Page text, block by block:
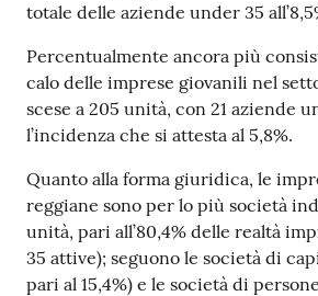
totale delle aziende under 35
Percentualmente ancora più
calo delle imprese giovanili nel
scese a 205 unità, con 21 aziende
l’incidenza che si attesta al 5,8%.
Quanto alla forma giuridica, le
reggiane sono per lo più società
unità, pari all’80,4% delle realtà
35 attive); seguono le società di
pari al 15,4%) e le società di